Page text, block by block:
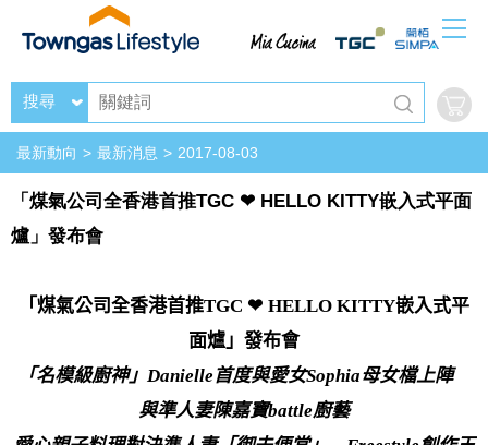
搜尋
最新動向 最新消息 2017-08-03
「煤氣公司全香港首推TGC ❤ HELLO KITTY嵌入式平面
爐」發布會
「煤氣公司全香港首推TGC ❤ HELLO KITTY嵌入式平
面爐」發布會
「名模級廚神」 Danielle 首度與愛女Sophia母女檔上陣
與準人妻陳嘉寶battle廚藝